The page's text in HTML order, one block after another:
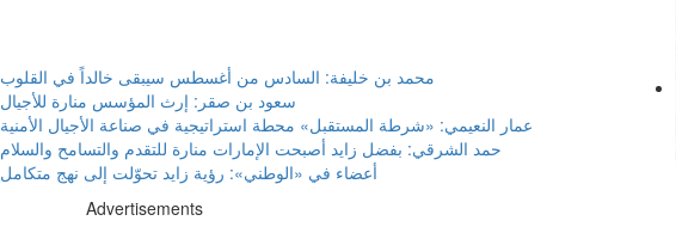
محمد بن خليفة: السادس من أغسطس سيبقى خالداً في القلوب
سعود بن صقر: إرث المؤسس منارة للأجيال
عمار النعيمي: «شرطة المستقبل» محطة استراتيجية في صناعة الأجيال الأمنية
حمد الشرقي: بفضل زايد أصبحت الإمارات منارة للتقدم والتسامح والسلام
أعضاء في «الوطني»: رؤية زايد تحوّلت إلى نهج متكامل
Advertisements